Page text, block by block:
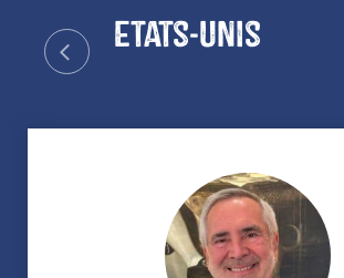
Etats-Unis